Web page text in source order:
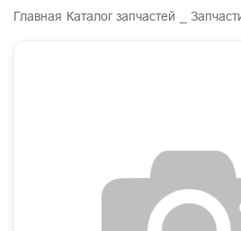
Главная Каталог запчастей _